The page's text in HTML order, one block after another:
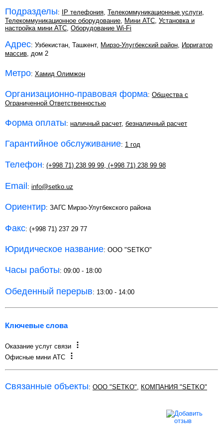
Подразделы: IP телефония, Телекоммуникационные услуги,
Телекоммуникационное оборудование, Мини АТС, Установка и
настройка мини АТС, Оборудование Wi-Fi
Адрес: Узбекистан, Ташкент, Мирзо-Улугбекский район, Ирригатор
массив, дом 2
Метро: Хамид Олимжон
Организационно-правовая форма: Общества с
Ограниченной Ответственностью
Форма оплаты: наличный расчет, безналичный расчет
Гарантийное обслуживание: 1 год
Телефон: (+998 71) 238 99 99, (+998 71) 238 99 98
Email: info@setko.uz
Ориентир: ЗАГС Мирзо-Улугбекского района
Факс: (+998 71) 237 29 77
Юридическое название: ООО "SETKO"
Часы работы: 09:00 - 18:00
Обеденный перерыв: 13:00 - 14:00
Ключевые слова
Оказание услуг связи
Офисные мини АТС
Связанные объекты: ООО "SETKO" КОМПАНИЯ "SETKO"